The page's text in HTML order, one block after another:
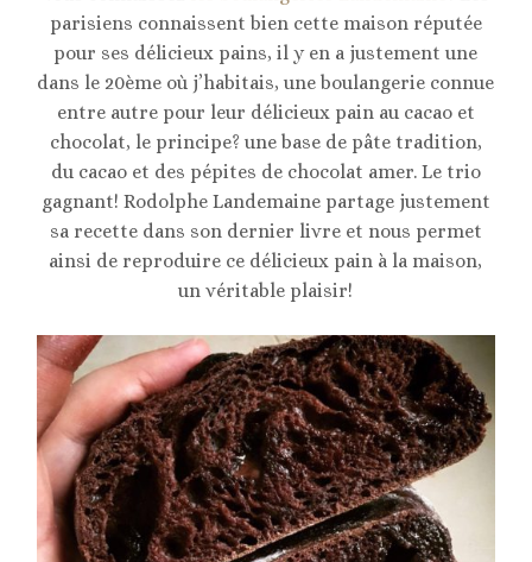
parisiens connaissent bien cette maison réputée
pour ses délicieux pains, il y en a justement une
dans le 20ème où j’habitais, une boulangerie connue
entre autre pour leur délicieux pain au cacao et
chocolat, le principe? une base de pâte tradition,
du cacao et des pépites de chocolat amer. Le trio
gagnant! Rodolphe Landemaine partage justement
sa recette dans son dernier livre et nous permet
ainsi de reproduire ce délicieux pain à la maison,
un véritable plaisir!